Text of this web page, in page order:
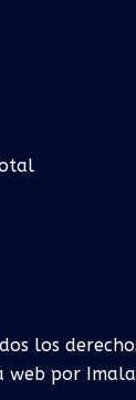
los
web por